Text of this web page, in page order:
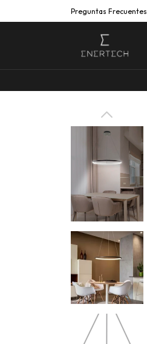
Preguntas Frecuentes